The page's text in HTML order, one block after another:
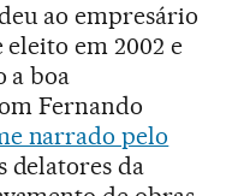
ao empresário
em 2002 e
a boa
Fernando
narrado pelo
delatores da